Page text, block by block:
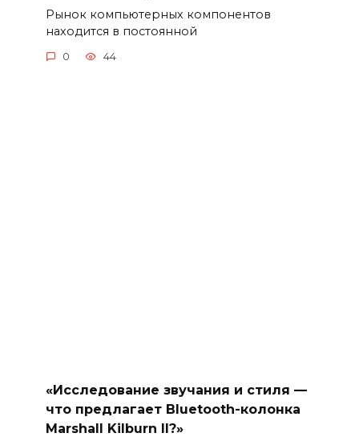
Рынок компьютерных компонентов
находится в постоянной
0 44
«Исследование звучания и стиля —
что предлагает Bluetooth-колонка
Marshall Kilburn II?»